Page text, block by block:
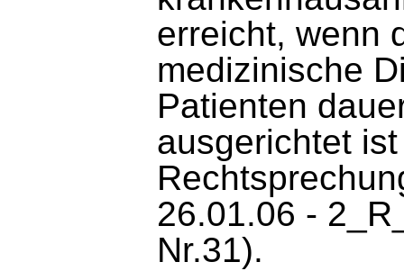
erreicht, wenn
medizinische
Patienten
ausgerichtet
26.01.06 -
Nr.31).